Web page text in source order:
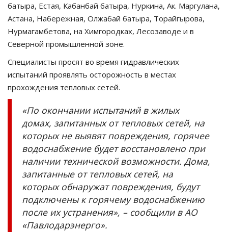
батыра, Естая, Кабанбай батыра, Нуркина, Ак. Маргулана,
Астана, Набережная, Олжабай батыра, Торайгырова,
Нурмагамбетова, на Химгородках, Лесозаводе и в
Северной промышленной зоне.
Специалисты просят во время гидравлических
испытаний проявлять осторожность в местах
прохождения тепловых сетей.
«По окончании испытаний в жилых
домах, запитанных от тепловых сетей, на
которых не выявят повреждения, горячее
водоснабжение будет восстановлено при
наличии технической возможности. Дома,
запитанные от тепловых сетей, на
которых обнаружат повреждения, будут
подключены к горячему водоснабжению
после их устранения», – сообщили в АО
«Павлодарэнерго».